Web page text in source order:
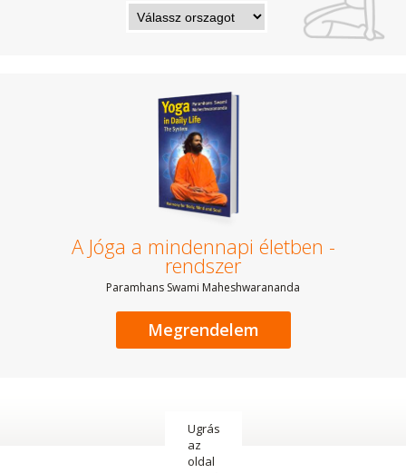
A Jóga a mindennapi életben -
rendszer
Paramhans Swami Maheshwarananda
Megrendelem
Ugrás
az
oldal